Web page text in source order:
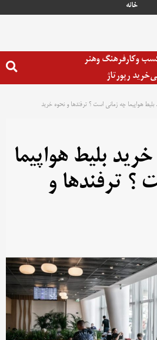
خانه
وکارفرهنگ وهنر
خرید رپورتاژ
هواپیما چه زمانی است ؟ ترفندها و نحوه خرید
بلیط هواپیما
؟ ترفندها و